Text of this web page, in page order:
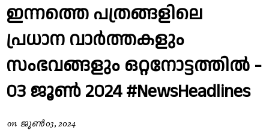
ഇന്നത്തെ പത്രങ്ങളിലെ
പ്രധാന വാർത്തകളും
സംഭവങ്ങളും ഒറ്റനോട്ടത്തിൽ -
03 ജൂൺ 2024 #NewsHeadlines
on ജൂൺ 03, 2024